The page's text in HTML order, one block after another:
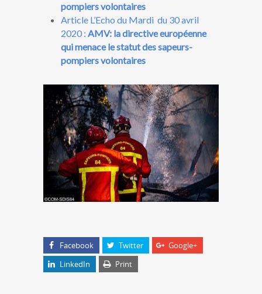
pompiers volontaires
Article L’Echo du Mardi du 30 avril
2020 : AMV: la directive européenne
qui menace le statut des sapeurs-
pompiers volontaires
Facebook Twitter
Google+
LinkedIn
Print